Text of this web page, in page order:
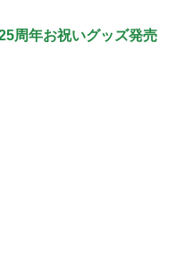
周年お祝いグッズ発売